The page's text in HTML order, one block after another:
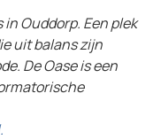
Ouddorp. Een plek
uit balans zijn
De Oase is een